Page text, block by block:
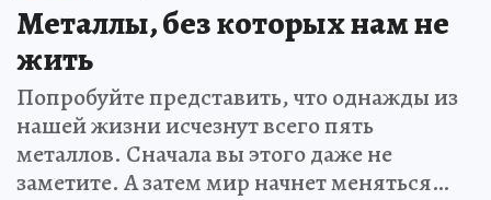
Металлы, без которых нам не
жить
Попробуйте представить, что однажды из
нашей жизни исчезнут всего пять
металлов. Сначала вы этого даже не
заметите. А затем мир начнет меняться…